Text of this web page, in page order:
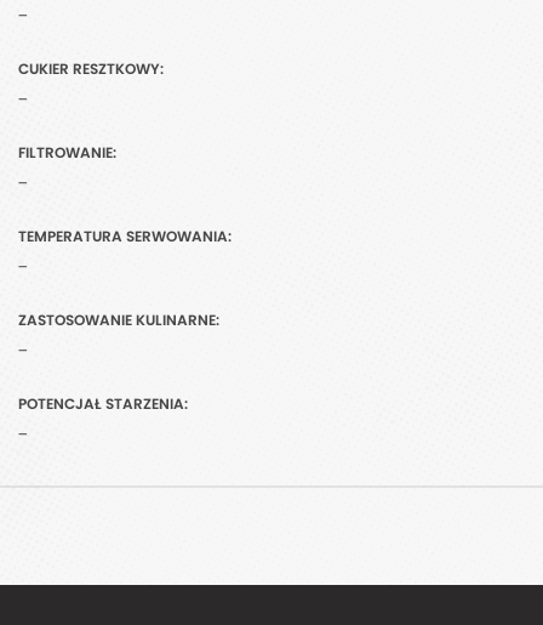
-
CUKIER RESZTKOWY:
-
FILTROWANIE:
-
TEMPERATURA SERWOWANIA:
-
ZASTOSOWANIE KULINARNE:
-
POTENCJAŁ STARZENIA:
-